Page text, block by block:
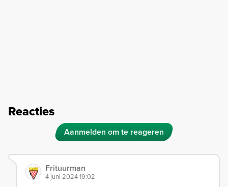
Reacties
Aanmelden om te reageren
Frituurman
4 juni 2024 19:02